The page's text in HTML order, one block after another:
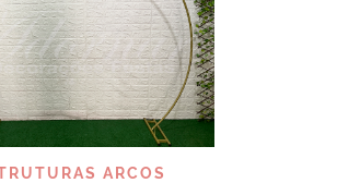
VISUALIZARARCOS